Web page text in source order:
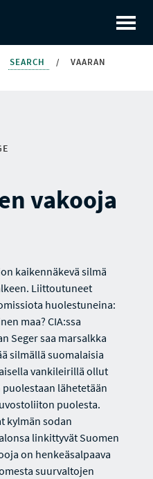
SEARCH /
VAARAN
vakooja
kaikennäkevä silmä
Liittoutuneet
huolestuneina:
maa? CIA:ssa
Seger saa marsalkka
silmällä suomalaisia
vankileirillä ollut
lähetetään
puolesta.
kylmän sodan
linkittyvät Suomen
on henkeäsalpaava
suurvaltojen